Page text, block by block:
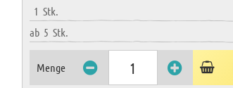
1Stk.
ab 5Stk.
Menge